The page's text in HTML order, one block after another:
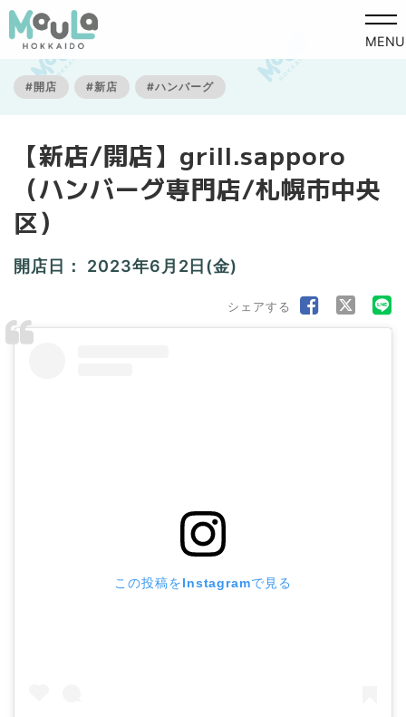
MENU
#開店 #新店 #ハンバーグ
【新店/開店】grill.sapporo
（ハンバーグ専門店/札幌市中央
区）
開店日： 2023年6月2日(金)
シェアする
この投稿をInstagramで見る